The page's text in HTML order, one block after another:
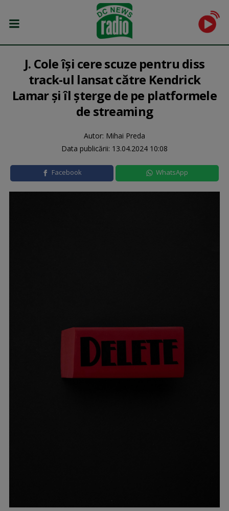
J. Cole își cere scuze pentru diss
track-ul lansat către Kendrick
Lamar și îl șterge de pe platformele
de streaming
Autor: Mihai Preda
Data publicării: 13.04.2024 10:08
Facebook WhatsApp